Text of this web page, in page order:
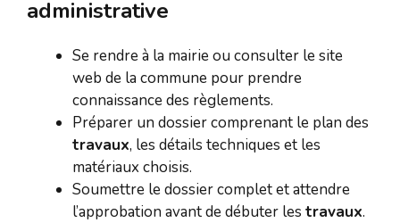
administrative
Se rendre à la mairie ou consulter le site
web de la commune pour prendre
connaissance des règlements.
Préparer un dossier comprenant le plan des
travaux, les détails techniques et les
matériaux choisis.
Soumettre le dossier complet et attendre
l’approbation avant de débuter les travaux.